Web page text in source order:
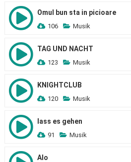
Omul bun sta in picioare
106 Musik
TAG UND NACHT
123 Musik
KNIGHTCLUB
120 Musik
lass es gehen
91 Musik
Alo